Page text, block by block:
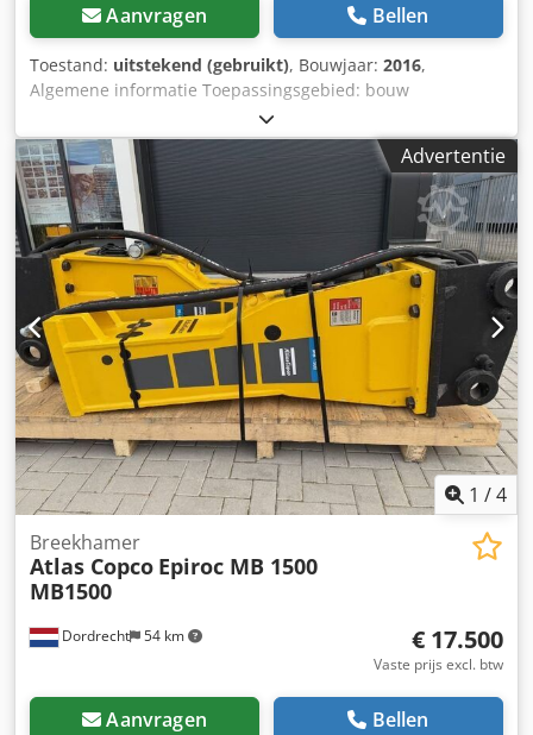
Aanvragen Bellen
Toestand: uitstekend (gebruikt), Bouwjaar: 2016,
Algemene informatie Toepassingsgebied: bouw
Referentienummer: 4 Gewichten Leeggewicht: 1.300 kg
Functioneel Afmetingen laadruimte: 200 x 70 x 60 cm
Credpfx Amovpq Tboyof CE-markering: ja Onderhoud,
historie en staat Aantal vorige eigenaren: 1 Technische
staat: zeer goed Visuele staat: zeer goed Aanvullende
informatie Geschikt voor de volgende machines: 17-29 ton
Leveringsvoorwaarden: EXW Werkdruk: 160-180 bar
Benodigde hydraulische doorstroming: 155 l/min
Slagfrequentie: 330-680 Laatste inspectie: 2025-01-02
Productieland: DE Aanvullende informatie Neem contact
op met Ö. Inalkac voor meer informatie.
Advertentie
1 /4
Dordrecht 54 km
Breekhamer
Atlas Copco Epiroc MB 1500
MB1500
€ 17.500
Vaste prijs excl. btw
Aanvragen Bellen